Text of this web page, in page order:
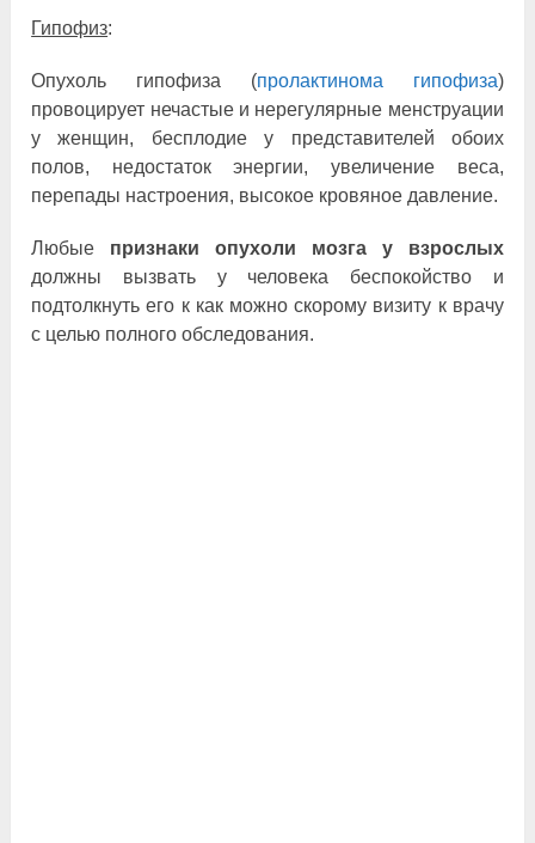
Гипофиз:
Опухоль гипофиза (пролактинома гипофиза)
провоцирует нечастые и нерегулярные менструации
у женщин, бесплодие у представителей обоих
полов, недостаток энергии, увеличение веса,
перепады настроения, высокое кровяное давление.
Любые признаки опухоли мозга у взрослых
должны вызвать у человека беспокойство и
подтолкнуть его к как можно скорому визиту к врачу
с целью полного обследования.